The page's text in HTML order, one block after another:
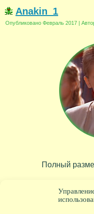
Anakin_1
Опубликовано Февраль 2017 |
Полный